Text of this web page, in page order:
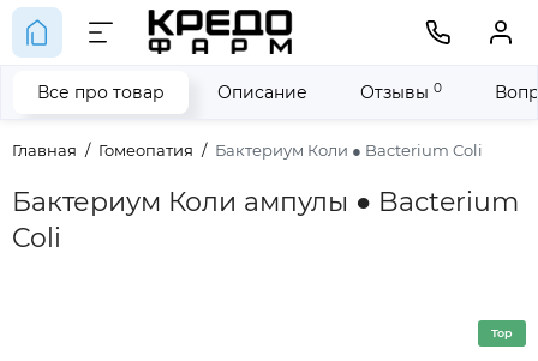
Главная Гомеопатия Бактериум Коли ● Bacterium Coli
Бактериум Коли ампулы ● Bacterium
Coli
Все про товар Описание Отзывы 0
Top